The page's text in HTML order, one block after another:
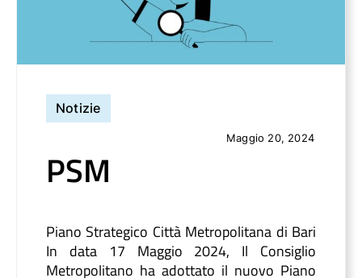
Notizie
Maggio 20, 2024
PSM
Piano Strategico Città Metropolitana di Bari
In data 17 Maggio 2024, Il Consiglio
Metropolitano ha adottato il nuovo Piano